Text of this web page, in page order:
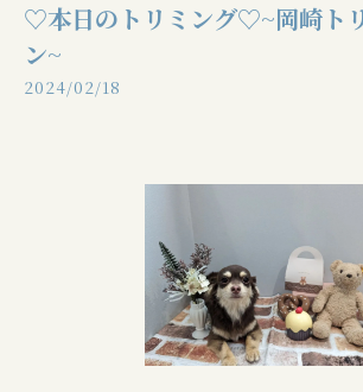
♡本日のトリミング♡⁠~岡崎ト
ン~
2024/02/18